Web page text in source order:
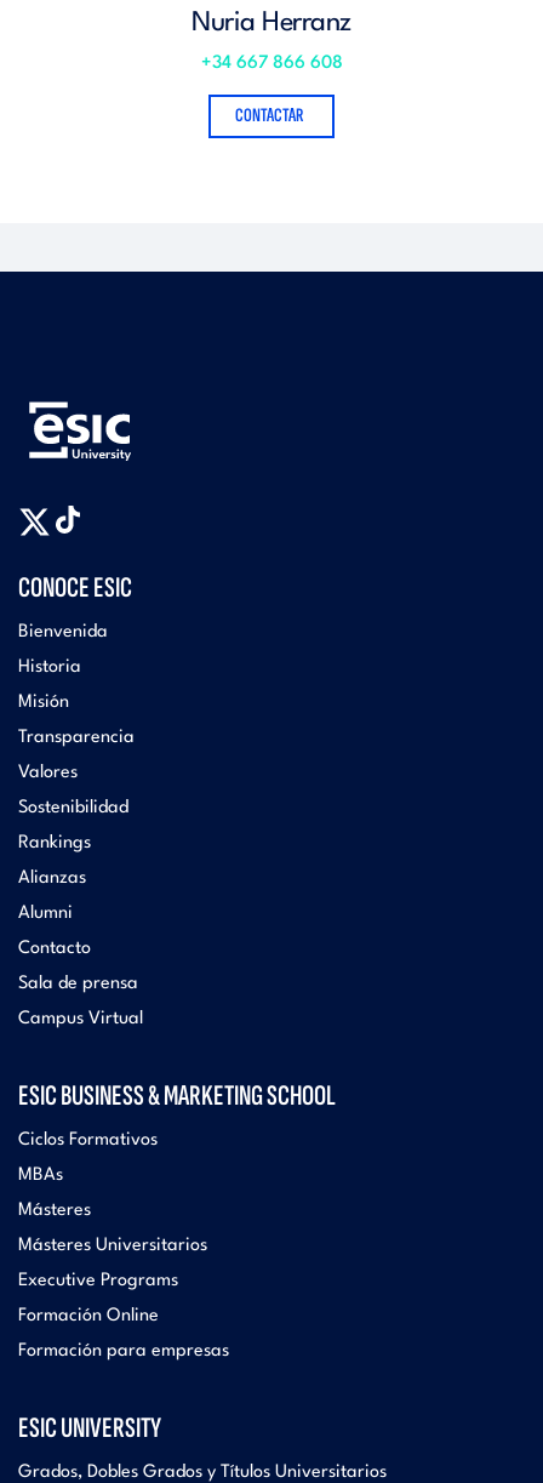
Nuria Herranz
+34 667 866 608
CONTACTAR
CONOCE ESIC
Bienvenida
Historia
Misión
Transparencia
Valores
Sostenibilidad
Rankings
Alianzas
Alumni
Contacto
Sala de prensa
Campus Virtual
ESIC BUSINESS & MARKETING SCHOOL
Ciclos Formativos
MBAs
Másteres
Másteres Universitarios
Executive Programs
Formación Online
Formación para empresas
ESIC UNIVERSITY
Grados, Dobles Grados y Títulos Universitarios